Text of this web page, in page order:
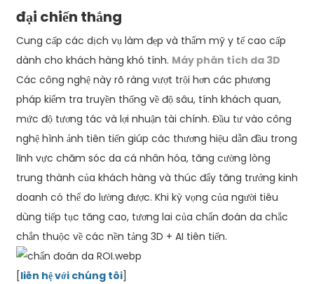
đại chiến thắng
Cung cấp các dịch vụ làm đẹp và thẩm mỹ y tế cao cấp
dành cho khách hàng khó tính. Máy phân tích da 3D
Các công nghệ này rõ ràng vượt trội hơn các phương
pháp kiểm tra truyền thống về độ sâu, tính khách quan,
mức độ tương tác và lợi nhuận tài chính. Đầu tư vào công
nghệ hình ảnh tiên tiến giúp các thương hiệu dẫn đầu trong
lĩnh vực chăm sóc da cá nhân hóa, tăng cường lòng
trung thành của khách hàng và thúc đẩy tăng trưởng kinh
doanh có thể đo lường được. Khi kỳ vọng của người tiêu
dùng tiếp tục tăng cao, tương lai của chẩn đoán da chắc
chắn thuộc về các nền tảng 3D + AI tiên tiến.
[liên hệ với chúng tôi]